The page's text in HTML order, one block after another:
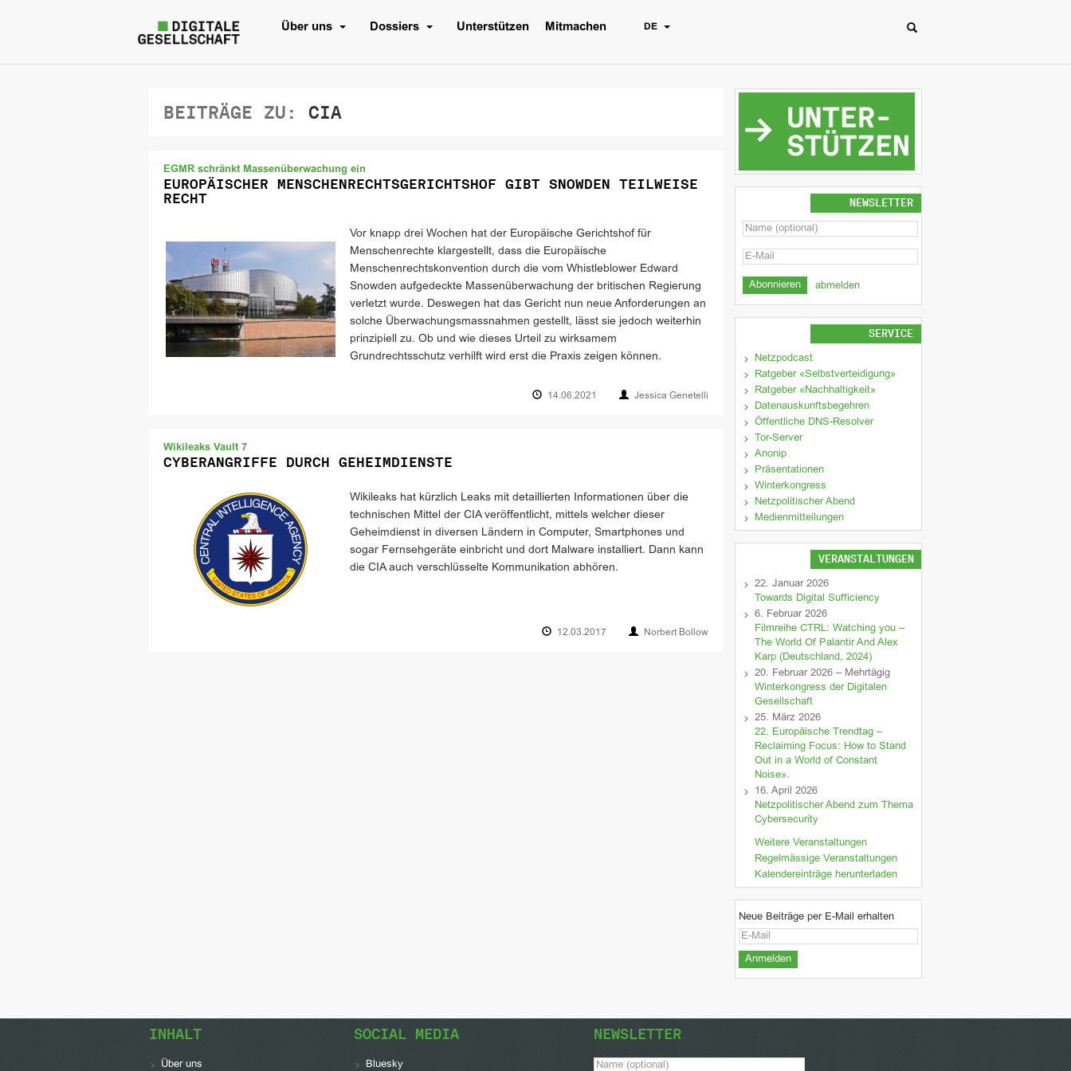
Über uns Dossiers Unterstützen Mitmachen DE
BEITRÄGE ZU: CIA
EGMR schränkt Massenüberwachung ein
EUROPÄISCHER MENSCHENRECHTSGERICHTSHOF GIBT SNOWDEN TEILWEISE
RECHT
Vor knapp drei Wochen hat der Europäische Gerichtshof für
Menschenrechte klargestellt, dass die Europäische
Menschenrechtskonvention durch die vom Whistleblower Edward
Snowden aufgedeckte Massenüberwachung der britischen Regierung
verletzt wurde. Deswegen hat das Gericht nun neue Anforderungen an
solche Überwachungsmassnahmen gestellt, lässt sie jedoch weiterhin
prinzipiell zu. Ob und wie dieses Urteil zu wirksamem
Grundrechtsschutz verhilft wird erst die Praxis zeigen können.
14.06.2021 Jessica Genetelli
Wikileaks Vault 7
CYBERANGRIFFE DURCH GEHEIMDIENSTE
Wikileaks hat kürzlich Leaks mit detaillierten Informationen über die
technischen Mittel der CIA veröffentlicht, mittels welcher dieser
Geheimdienst in diversen Ländern in Computer, Smartphones und
sogar Fernsehgeräte einbricht und dort Malware installiert. Dann kann
die CIA auch verschlüsselte Kommunikation abhören.
12.03.2017 Norbert Bollow
NEWSLETTER
abmelden
SERVICE
Netzpodcast
Ratgeber «Selbstverteidigung»
Ratgeber «Nachhaltigkeit»
Datenauskunftsbegehren
Öffentliche DNS-Resolver
Tor-Server
Anonip
Präsentationen
Winterkongress
Netzpolitischer Abend
Medienmitteilungen
VERANSTALTUNGEN
22. Januar 2026
Towards Digital Sufficiency
6. Februar 2026
Filmreihe CTRL: Watching you –
The World Of Palantir And Alex
Karp (Deutschland, 2024)
20. Februar 2026 – Mehrtägig
Winterkongress der Digitalen
Gesellschaft
25. März 2026
22. Europäische Trendtag –
Reclaiming Focus: How to Stand
Out in a World of Constant
Noise».
16. April 2026
Netzpolitischer Abend zum Thema
Cybersecurity
Weitere Veranstaltungen
Regelmässige Veranstaltungen
Kalendereinträge herunterladen
Neue Beiträge per E-Mail erhalten
INHALT
Über uns
SOCIAL MEDIA
Bluesky
NEWSLETTER